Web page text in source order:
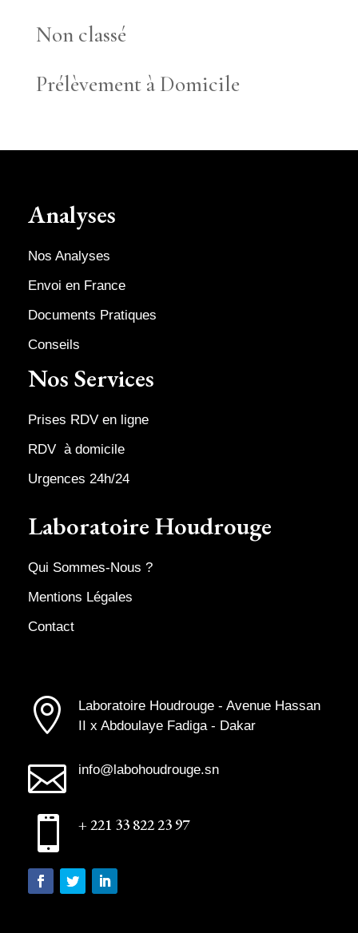
Non classé
Prélèvement à Domicile
Analyses
Nos Analyses
Envoi en France
Documents Pratiques
Conseils
Nos Services
Prises RDV en ligne
RDV à domicile
Urgences 24h/24
Laboratoire Houdrouge
Qui Sommes-Nous ?
Mentions Légales
Contact

Laboratoire Houdrouge - Avenue Hassan
II x Abdoulaye Fadiga - Dakar
 info@labohoudrouge.sn
 + 221 33 822 23 97